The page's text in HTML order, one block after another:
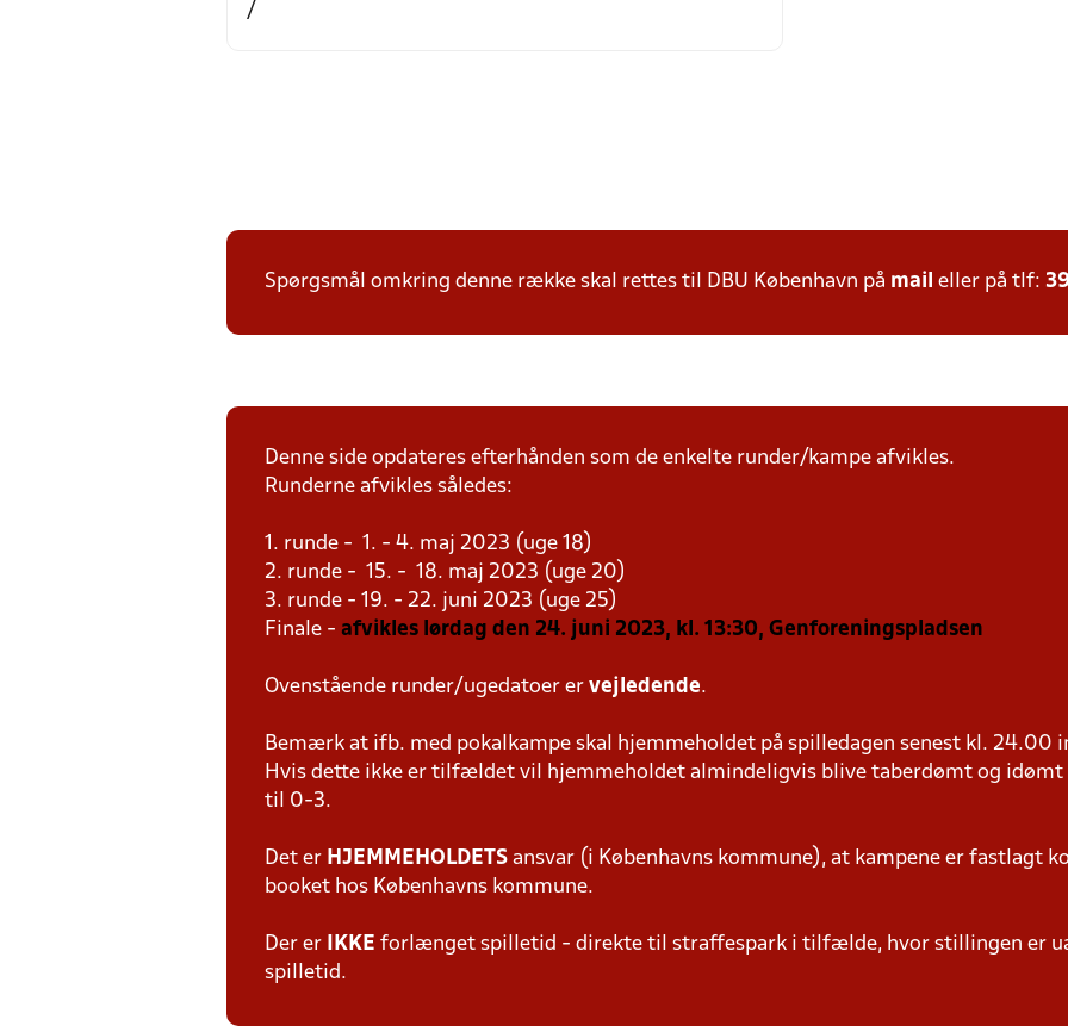
/
Spørgsmål omkring denne række skal rettes til DBU København på mail eller på tlf:
Denne side opdateres efterhånden som de enkelte runder/kampe afvikles.
Runderne afvikles således:
1. runde - 1. - 4. maj 2023 (uge 18)
2. runde - 15. - 18. maj 2023 (uge 20)
3. runde - 19. - 22. juni 2023 (uge 25)
Finale - afvikles lørdag den 24. juni 2023, kl. 13:30, Genforeningspladsen
Ovenstående runder/ugedatoer er vejledende.
Bemærk at ifb. med pokalkampe skal hjemmeholdet på spilledagen senest kl. 24.00
Hvis dette ikke er tilfældet vil hjemmeholdet almindeligvis blive taberdømt og
til 0-3.
Det er HJEMMEHOLDETS ansvar (i Københavns kommune), at kampene er fastlagt
booket hos Københavns kommune.
Der er IKKE forlænget spilletid - direkte til straffespark i tilfælde, hvor stillingen er
spilletid.